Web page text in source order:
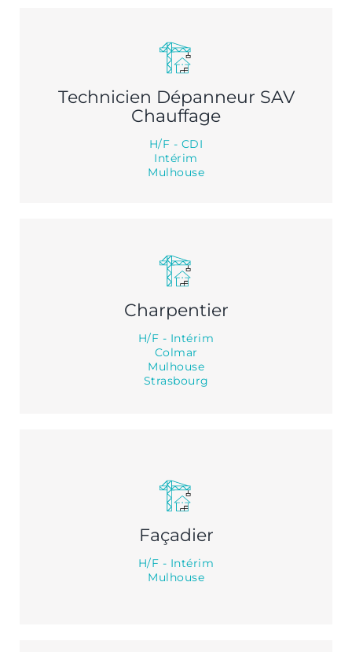
Technicien Dépanneur SAV
Chauffage
H/F - CDI
Intérim
Mulhouse
Charpentier
H/F - Intérim
Colmar
Mulhouse
Strasbourg
Façadier
H/F - Intérim
Mulhouse